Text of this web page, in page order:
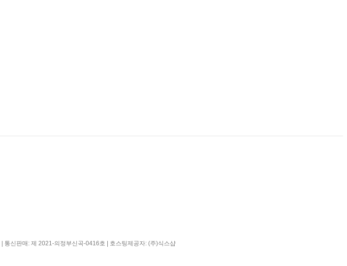
| 통신판매: 제 2021-의정부신곡-0416호 | 호스팅제공자: (주)식스샵